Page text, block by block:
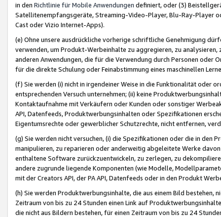
in den Richtlinie für Mobile Anwendungen definiert, oder (3)
Satellitenempfangsgeräte, Streaming-Video-Player, Blu-Ray-Player
Cast oder Vizio Internet-Apps).
(e) Ohne unsere ausdrückliche vorherige schriftliche Genehmigung
verwenden, um Produkt-Werbeinhalte zu aggregieren, zu
anderen Anwendungen, die für die Verwendung durch Personen
für die direkte Schulung oder Feinabstimmung eines maschinellen
(f) Sie werden (i) nicht in irgendeiner Weise in die Funktionalität oder
entsprechenden Versuch unternehmen; (ii) keine
Kontaktaufnahme mit Verkäufern oder Kunden oder sonstiger
API, Datenfeeds, Produktwerbungsinhalten oder Spezifikationen
Eigentumsrechte oder gewerblicher Schutzrechte, nicht entfernen,
(g) Sie werden nicht versuchen, (i) die Spezifikationen oder die in
manipulieren, zu reparieren oder anderweitig abgeleitete Werke
enthaltene Software zurückzuentwickeln, zu zerlegen, zu
andere zugrunde liegende Komponenten (wie Modelle,
mit der Creators API, der PA API, Datenfeeds oder in den Produkt
(h) Sie werden Produktwerbungsinhalte, die aus einem Bild bestehen,
Zeitraum von bis zu 24 Stunden einen Link auf
die nicht aus Bildern bestehen, für einen Zeitraum von bis zu 24